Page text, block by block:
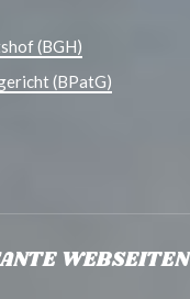
(BGH)
(BPatG)
WEBSEITEN